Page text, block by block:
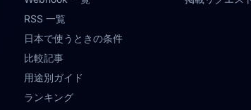
RSS 一覧
日本で使うときの条件
比較記事
用途別ガイド
ランキング